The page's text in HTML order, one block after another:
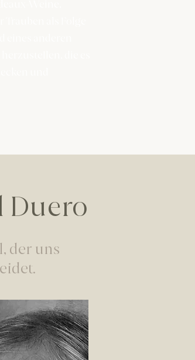
Weine,
als Folge
eines anderen
die es
Duero
der uns